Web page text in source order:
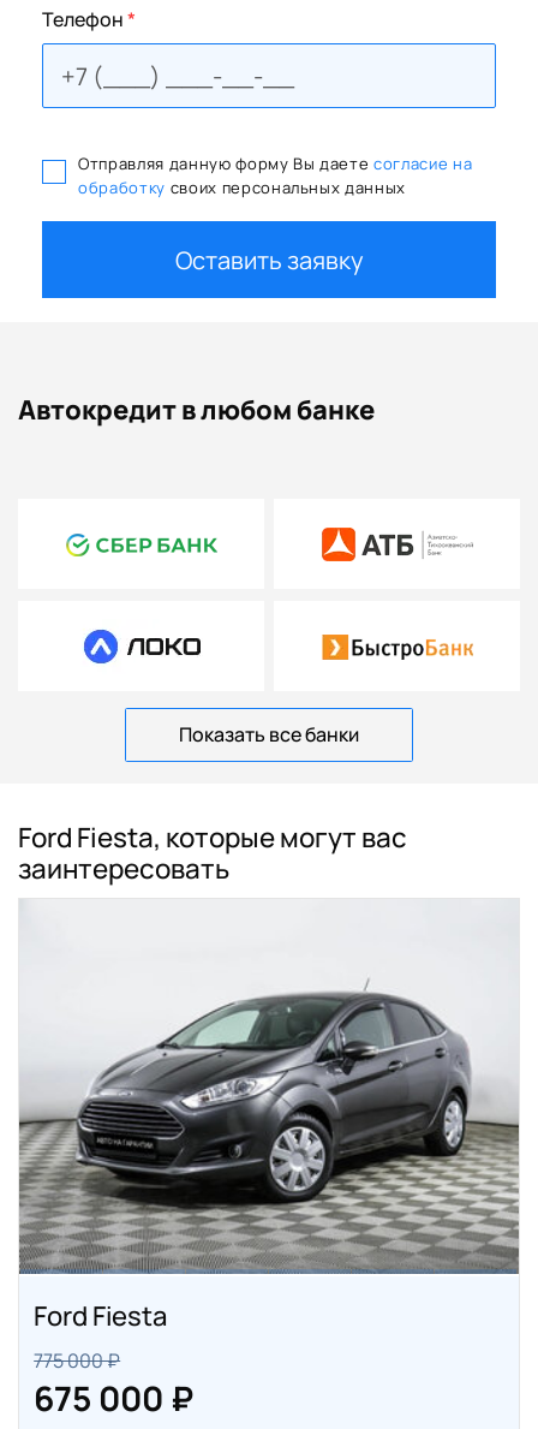
Телефон*
Отправляя данную форму Вы даете согласие на
обработку своих персональных данных
Оставить заявку
Автокредит в любом банке
Показать все банки
Ford Fiesta, которые могут вас
заинтересовать
Ford Fiesta
775 000 ₽
675 000 ₽